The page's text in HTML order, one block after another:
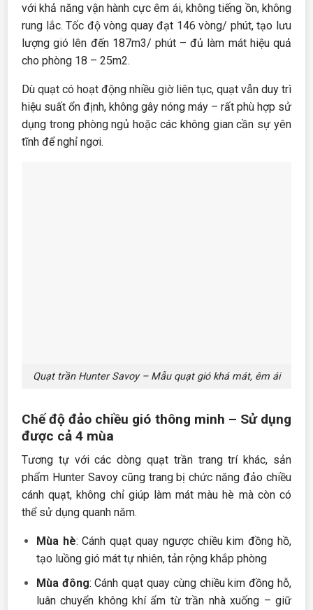
với khả năng vận hành cực êm ái, không tiếng ồn, không
rung lắc. Tốc độ vòng quay đạt 146 vòng/ phút, tạo lưu
lượng gió lên đến 187m3/ phút – đủ làm mát hiệu quả
cho phòng 18 – 25m2.
Dù quạt có hoạt động nhiều giờ liên tục, quạt vẫn duy trì
hiệu suất ổn định, không gây nóng máy – rất phù hợp sử
dụng trong phòng ngủ hoặc các không gian cần sự yên
tĩnh để nghỉ ngơi.
Quạt trần Hunter Savoy – Mẫu quạt gió khá mát, êm ái
Chế độ đảo chiều gió thông minh – Sử dụng
được cả 4 mùa
Tương tự với các dòng quạt trần trang trí khác, sản
phẩm Hunter Savoy cũng trang bị chức năng đảo chiều
cánh quạt, không chỉ giúp làm mát màu hè mà còn có
thể sử dụng quanh năm.
Mùa hè: Cánh quạt quay ngược chiều kim đồng hồ,
tạo luồng gió mát tự nhiên, tản rộng khắp phòng
Mùa đông: Cánh quạt quay cùng chiều kim đồng hỗ,
luân chuyển không khí ẩm từ trần nhà xuống – giữ